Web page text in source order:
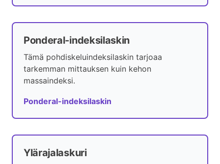
Ponderal-indeksilaskin
Tämä pohdiskeluindeksilaskin tarjoaa
tarkemman mittauksen kuin kehon
massaindeksi.
Ponderal-indeksilaskin
Ylärajalaskuri